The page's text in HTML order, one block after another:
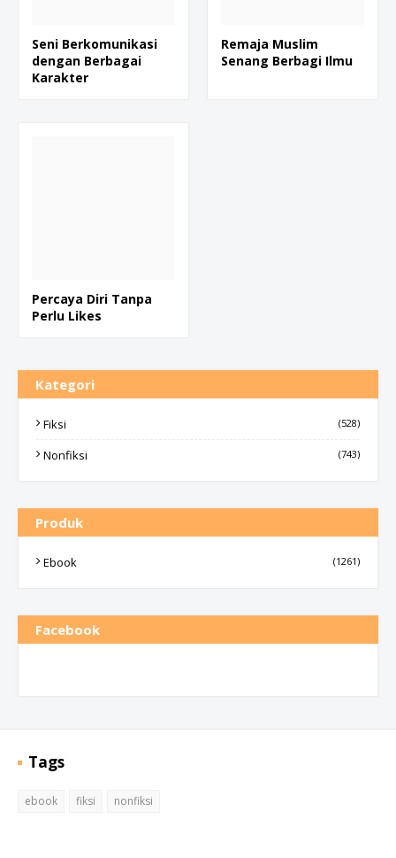
Seni Berkomunikasi
dengan Berbagai
Karakter
Remaja Muslim
Senang Berbagi Ilmu
Percaya Diri Tanpa
Perlu Likes
Kategori
Fiksi (528)
Nonfiksi (743)
Produk
Ebook (1261)
Facebook
Tags
ebook fiksi nonfiksi